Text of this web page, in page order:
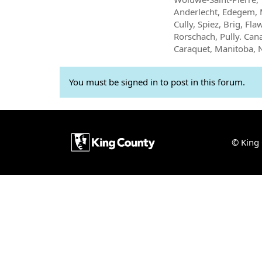
Anderlecht, Edegem,
Cully, Spiez, Brig,
Rorschach, Pully.
Caraquet, Manitoba,
You must be signed in to post in this forum.
© King